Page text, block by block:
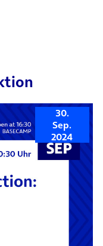
30.
Sep.
2024